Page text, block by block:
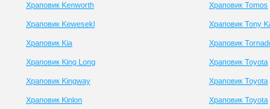
Храповик Kenworth
Храповик Kewesekl
Храповик Kia
Храповик King Long
Храповик Kingway
Храповик Kinlon
Храповик Tomos
Храповик Tony
Храповик
Храповик Toyota
Храповик Toyota
Храповик Toyota